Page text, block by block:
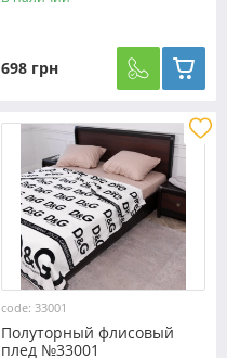
698 грн
code: 33001
Полуторный флисовый
плед №33001